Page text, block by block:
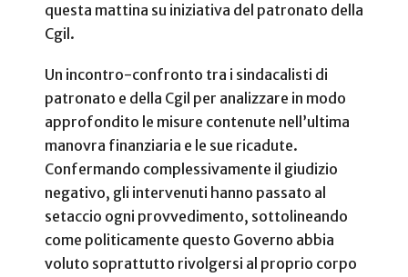
questa mattina su iniziativa del patronato della
Cgil.
Un incontro-confronto tra i sindacalisti di
patronato e della Cgil per analizzare in modo
approfondito le misure contenute nell’ultima
manovra finanziaria e le sue ricadute.
Confermando complessivamente il giudizio
negativo, gli intervenuti hanno passato al
setaccio ogni provvedimento, sottolineando
come politicamente questo Governo abbia
voluto soprattutto rivolgersi al proprio corpo